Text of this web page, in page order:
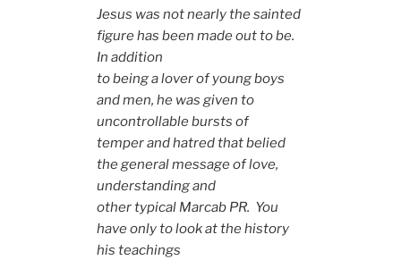
Jesus was not nearly the sainted
figure has been made out to be.
In addition
to being a lover of young boys
and men, he was given to
uncontrollable bursts of
temper and hatred that belied
the general message of love,
understanding and
other typical Marcab PR. You
have only to look at the history
his teachings